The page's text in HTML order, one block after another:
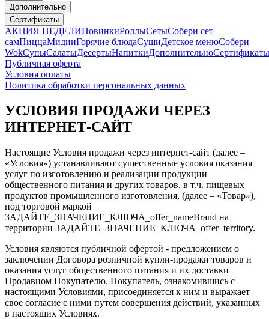
Дополнительно
Сертификаты
АКЦИЯ НЕДЕЛИНовинкиРоллыСетыСобери сет
самПиццаМидииГорячие блюдаСушиДетское менюСобери
WokСупыСалатыДесертыНапиткиДополнительноСертификаты
Публичная оферта
Условия оплаты
Политика обработки персональных данных
УСЛОВИЯ ПРОДАЖИ ЧЕРЕЗ
ИНТЕРНЕТ-САЙТ
Настоящие Условия продажи через интернет-сайт (далее –
«Условия») устанавливают существенные условия оказания
услуг по изготовлению и реализации продукции
общественного питания и других товаров, в т.ч. пищевых
продуктов промышленного изготовления, (далее – «Товар»),
под торговой маркой
ЗАДАЙТЕ_ЗНАЧЕНИЕ_КЛЮЧА_offer_nameBrand на
территории ЗАДАЙТЕ_ЗНАЧЕНИЕ_КЛЮЧА_offer_territory.
Условия являются публичной офертой - предложением о
заключении Договора розничной купли-продажи товаров и
оказания услуг общественного питания и их доставки
Продавцом Покупателю. Покупатель, ознакомившись с
настоящими Условиями, присоединяется к ним и выражает
свое согласие с ними путем совершения действий, указанных
в настоящих Условиях.